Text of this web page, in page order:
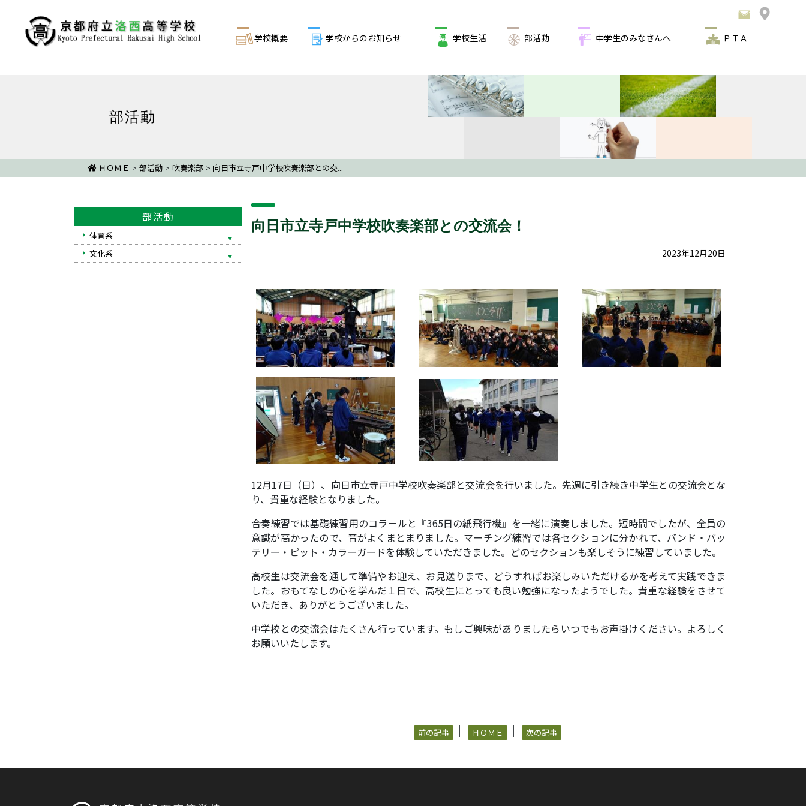
学校概要 学校からのお知らせ 学校生活 部活動 中学生のみなさんへ ＰＴＡ
部活動
ＨＯＭＥ > 部活動 > 吹奏楽部 > 向日市立寺戸中学校吹奏楽部との交...
部活動
体育系
文化系
向日市立寺戸中学校吹奏楽部との交流会！
2023年12月20日
12月17日（日）、向日市立寺戸中学校吹奏楽部と交流会を行いました。先週に引き続き中学生との交流会とな
り、貴重な経験となりました。
合奏練習では基礎練習用のコラールと『365日の紙飛行機』を一緒に演奏しました。短時間でしたが、全員の
意識が高かったので、音がよくまとまりました。マーチング練習では各セクションに分かれて、バンド・バッ
テリー・ピット・カラーガードを体験していただきました。どのセクションも楽しそうに練習していました。
高校生は交流会を通して準備やお迎え、お見送りまで、どうすればお楽しみいただけるかを考えて実践できま
した。おもてなしの心を学んだ１日で、高校生にとっても良い勉強になったようでした。貴重な経験をさせて
いただき、ありがとうございました。
中学校との交流会はたくさん行っています。もしご興味がありましたらいつでもお声掛けください。よろしく
お願いいたします。
前の記事 ｜ ＨＯＭＥ ｜ 次の記事